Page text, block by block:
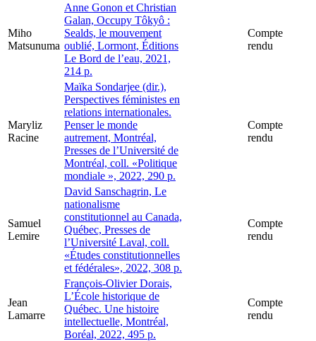
Miho
Matsunuma
Anne Gonon et Christian
Galan, Occupy Tôkyô :
Sealds, le mouvement
oublié, Lormont, Éditions
Le Bord de l’eau, 2021,
214 p.
Compte
rendu
Maryliz
Racine
Maïka Sondarjee (dir.),
Perspectives féministes en
relations internationales.
Penser le monde
autrement, Montréal,
Presses de l’Université de
Montréal, coll. «Politique
mondiale », 2022, 290 p.
Compte
rendu
Samuel
Lemire
David Sanschagrin, Le
nationalisme
constitutionnel au Canada,
Québec, Presses de
l’Université Laval, coll.
«Études constitutionnelles
et fédérales», 2022, 308 p.
Compte
rendu
Jean
Lamarre
François-Olivier Dorais,
L’École historique de
Québec. Une histoire
intellectuelle, Montréal,
Boréal, 2022, 495 p.
Compte
rendu